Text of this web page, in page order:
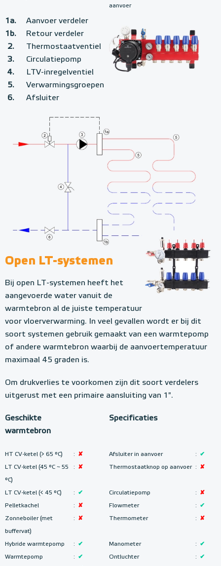
aanvoer
1a.
1b.
2.
3.
4.
5.
6.
Aanvoer verdeler
Retour verdeler
Thermostaatventiel
Circulatiepomp
LTV-inregelventiel
Verwarmingsgroepen
Afsluiter
Open LT-systemen
Bij open LT-systemen heeft het
aangevoerde water vanuit de
warmtebron al de juiste temperatuur
voor vloerverwarming. In veel gevallen wordt er bij dit
soort systemen gebruik gemaakt van een warmtepomp
of andere warmtebron waarbij de aanvoertemperatuur
maximaal 45 graden is.
Om drukverlies te voorkomen zijn dit soort verdelers
uitgerust met een primaire aansluiting van 1".
Geschikte
warmtebron
Specificaties
HT CV-ketel (> 65 °C) : ✘ Afsluiter in aanvoer : ✔
LT CV-ketel (45 °C ~ 55
°C)
: ✘ Thermostaatknop op aanvoer : ✘
LT CV-ketel (< 45 °C) : ✔ Circulatiepomp : ✘
Pelletkachel : ✘ Flowmeter : ✔
Zonneboiler (met
buffervat)
: ✘ Thermometer : ✘
Hybride warmtepomp : ✔ Manometer : ✔
Warmtepomp : ✔ Ontluchter : ✔